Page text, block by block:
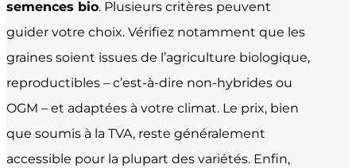
semences bio. Plusieurs critères peuvent
guider votre choix. Vérifiez notamment que les
graines soient issues de l’agriculture biologique,
reproductibles – c’est-à-dire non-hybrides ou
OGM – et adaptées à votre climat. Le prix, bien
que soumis à la TVA, reste généralement
accessible pour la plupart des variétés. Enfin,